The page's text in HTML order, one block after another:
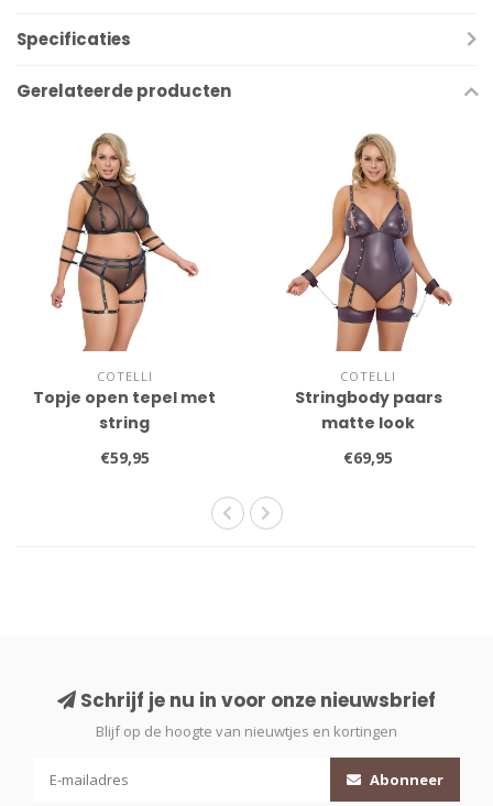
Specificaties
Gerelateerde producten
COTELLI
Topje open tepel met
string
€59,95
COTELLI
Stringbody paars
matte look
€69,95
Schrijf je nu in voor onze nieuwsbrief
Blijf op de hoogte van nieuwtjes en kortingen
Abonneer